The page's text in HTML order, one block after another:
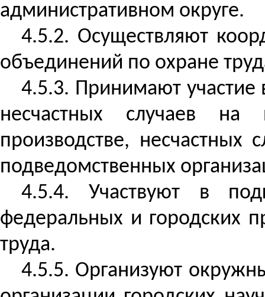
административном округе.
4.5.2. Осуществляют
объединений по охране
4.5.3. Принимают участие
несчастных случаев на
производстве,
подведомственных
4.5.4. Участвуют в
федеральных и городских
труда.
4.5.5. Организуют